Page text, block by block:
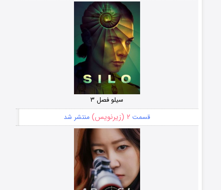
سیلو فصل ۳
قسمت ۲ (زیرنویس) منتشر شد